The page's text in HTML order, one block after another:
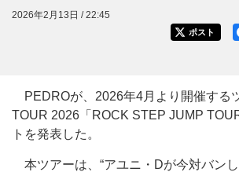
2026年2月13日 / 22:45
ポスト
PEDROが、2026年4月より開催する
TOUR 2026「ROCK STEP JUMP
トを発表した。
本ツアーは、“アユニ・Dが今対バン